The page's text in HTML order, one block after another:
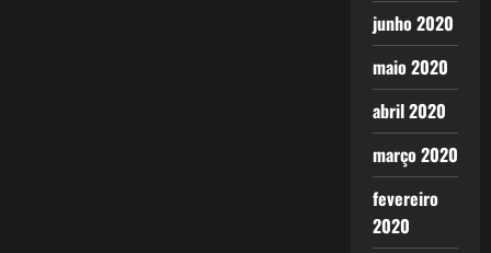
junho 2020
maio 2020
abril 2020
março 2020
fevereiro
2020